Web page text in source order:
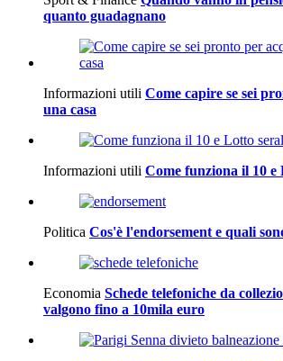
quanto guadagnano
Informazioni utili Come capire se sei
una casa
Informazioni utili Come funziona il 10 e
Politica Cos'è l'endorsement e quali
Economia Schede telefoniche da
valgono fino a 10mila euro